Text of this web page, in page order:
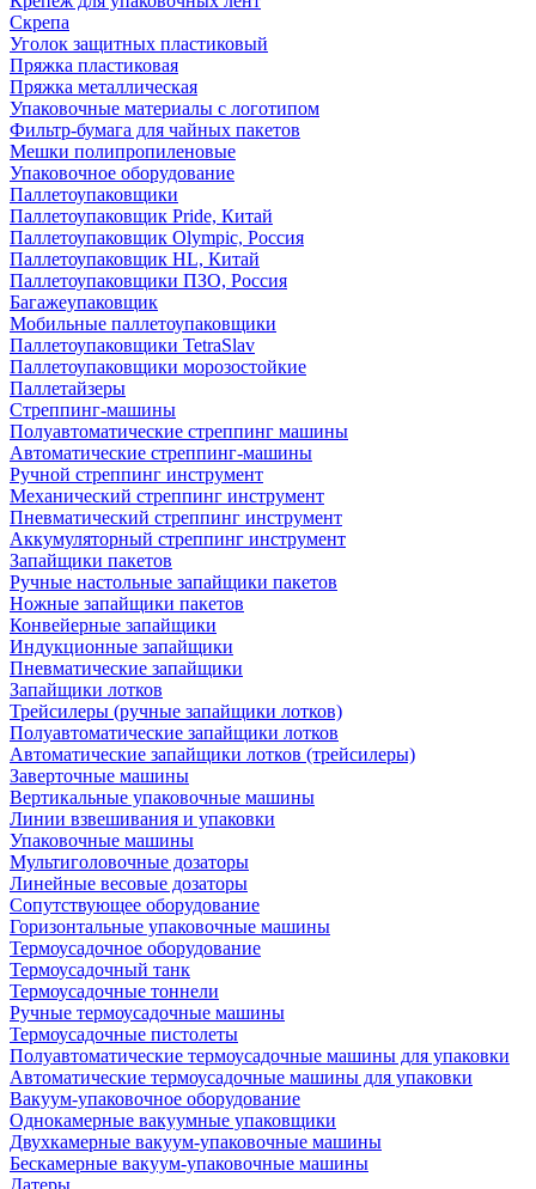
Скрепа
Уголок защитных пластиковый
Пряжка пластиковая
Пряжка металлическая
Упаковочные материалы с логотипом
Фильтр-бумага для чайных пакетов
Мешки полипропиленовые
Упаковочное оборудование
Паллетоупаковщики
Паллетоупаковщик Pride, Китай
Паллетоупаковщик Olympic, Россия
Паллетоупаковщик HL, Китай
Паллетоупаковщики ПЗО, Россия
Багажеупаковщик
Мобильные паллетоупаковщики
Паллетоупаковщики TetraSlav
Паллетоупаковщики морозостойкие
Паллетайзеры
Стреппинг-машины
Полуавтоматические стреппинг машины
Автоматические стреппинг-машины
Ручной стреппинг инструмент
Механический стреппинг инструмент
Пневматический стреппинг инструмент
Аккумуляторный стреппинг инструмент
Запайщики пакетов
Ручные настольные запайщики пакетов
Ножные запайщики пакетов
Конвейерные запайщики
Индукционные запайщики
Пневматические запайщики
Запайщики лотков
Трейсилеры (ручные запайщики лотков)
Полуавтоматические запайщики лотков
Автоматические запайщики лотков (трейсилеры)
Заверточные машины
Вертикальные упаковочные машины
Линии взвешивания и упаковки
Упаковочные машины
Мультиголовочные дозаторы
Линейные весовые дозаторы
Сопутствующее оборудование
Горизонтальные упаковочные машины
Термоусадочное оборудование
Термоусадочный танк
Термоусадочные тоннели
Ручные термоусадочные машины
Термоусадочные пистолеты
Полуавтоматические термоусадочные машины для упаковки
Автоматические термоусадочные машины для упаковки
Вакуум-упаковочное оборудование
Однокамерные вакуумные упаковщики
Двухкамерные вакуум-упаковочные машины
Бескамерные вакуум-упаковочные машины
Датеры